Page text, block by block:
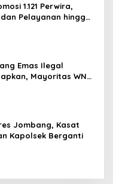
1.121 Perwira,
Pelayanan hingga
Emas Ilegal
Mayoritas WN
Jombang, Kasat
Kapolsek Berganti